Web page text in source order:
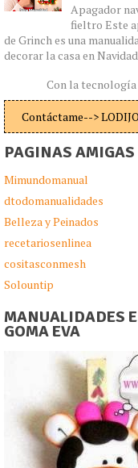
Apagador
fieltro Este
de Grinch es una
decorar la casa en
Con la tecnología
Contáctame-->
PAGINAS AMIGAS
Mimundomanual
dtodomanualidades
Belleza y Peinados
recetariosenlinea
cositasconmesh
Solountip
MANUALIDADES
GOMA EVA